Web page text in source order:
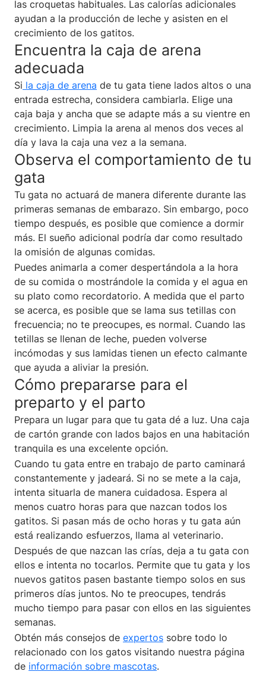
las croquetas habituales. Las calorías adicionales
ayudan a la producción de leche y asisten en el
crecimiento de los gatitos.
Encuentra la caja de arena
adecuada
Si la caja de arena de tu gata tiene lados altos o una
entrada estrecha, considera cambiarla. Elige una
caja baja y ancha que se adapte más a su vientre en
crecimiento. Limpia la arena al menos dos veces al
día y lava la caja una vez a la semana.
Observa el comportamiento de tu
gata
Tu gata no actuará de manera diferente durante las
primeras semanas de embarazo. Sin embargo, poco
tiempo después, es posible que comience a dormir
más. El sueño adicional podría dar como resultado
la omisión de algunas comidas.
Puedes animarla a comer despertándola a la hora
de su comida o mostrándole la comida y el agua en
su plato como recordatorio. A medida que el parto
se acerca, es posible que se lama sus tetillas con
frecuencia; no te preocupes, es normal. Cuando las
tetillas se llenan de leche, pueden volverse
incómodas y sus lamidas tienen un efecto calmante
que ayuda a aliviar la presión.
Cómo prepararse para el
preparto y el parto
Prepara un lugar para que tu gata dé a luz. Una caja
de cartón grande con lados bajos en una habitación
tranquila es una excelente opción.
Cuando tu gata entre en trabajo de parto caminará
constantemente y jadeará. Si no se mete a la caja,
intenta situarla de manera cuidadosa. Espera al
menos cuatro horas para que nazcan todos los
gatitos. Si pasan más de ocho horas y tu gata aún
está realizando esfuerzos, llama al veterinario.
Después de que nazcan las crías, deja a tu gata con
ellos e intenta no tocarlos. Permite que tu gata y los
nuevos gatitos pasen bastante tiempo solos en sus
primeros días juntos. No te preocupes, tendrás
mucho tiempo para pasar con ellos en las siguientes
semanas.
Obtén más consejos de expertos sobre todo lo
relacionado con los gatos visitando nuestra página
de información sobre mascotas.